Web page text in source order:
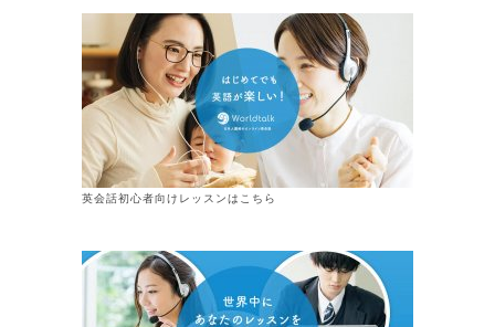
英会話初心者向けレッスンはこちら